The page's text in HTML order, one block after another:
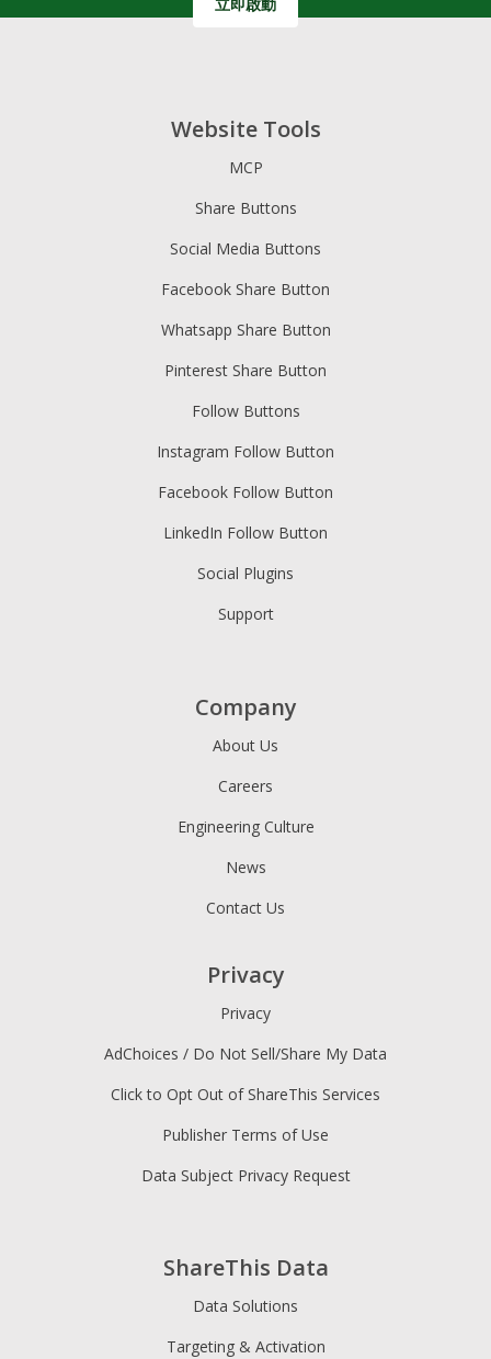
Website Tools
MCP
Share Buttons
Social Media Buttons
Facebook Share Button
Whatsapp Share Button
Pinterest Share Button
Follow Buttons
Instagram Follow Button
Facebook Follow Button
LinkedIn Follow Button
Social Plugins
Support
ShareThis Data
Data Solutions
Targeting & Activation
Company
About Us
Careers
Engineering Culture
News
Contact Us
Privacy
Privacy
AdChoices / Do Not Sell/Share My Data
Click to Opt Out of ShareThis Services
Publisher Terms of Use
Data Subject Privacy Request